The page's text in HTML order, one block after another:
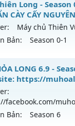
Long - Season
CÀY CẤY
Máy chủ Thiên
Bản:
Season 0-1
Long - MU
mới ra tháng 08
2626
50x - Drop: 100%
LONG 6.9 -
https://
facebook.com/
Bản:
Season 6